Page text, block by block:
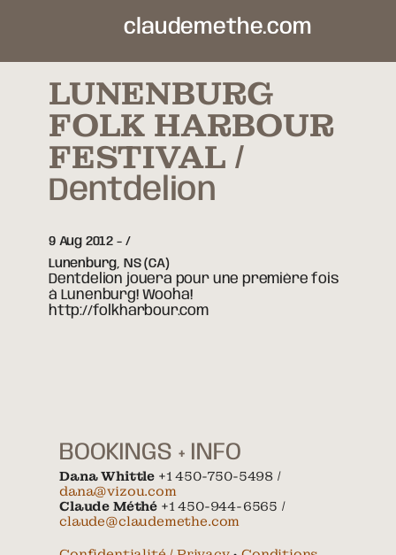
claudemethe.com
LUNENBURG
FOLK HARBOUR
FESTIVAL
Dentdelion
9 Aug 2012 -
Lunenburg, NS (CA)
Dentdelion jouera pour une première fois
à Lunenburg! Wooha!
http://folkharbour.com
BOOKINGS + INFO
Dana Whittle +1 450-750-5498 /
dana@vizou.com
Claude Méthé +1 450-944-6565 /
claude@claudemethe.com